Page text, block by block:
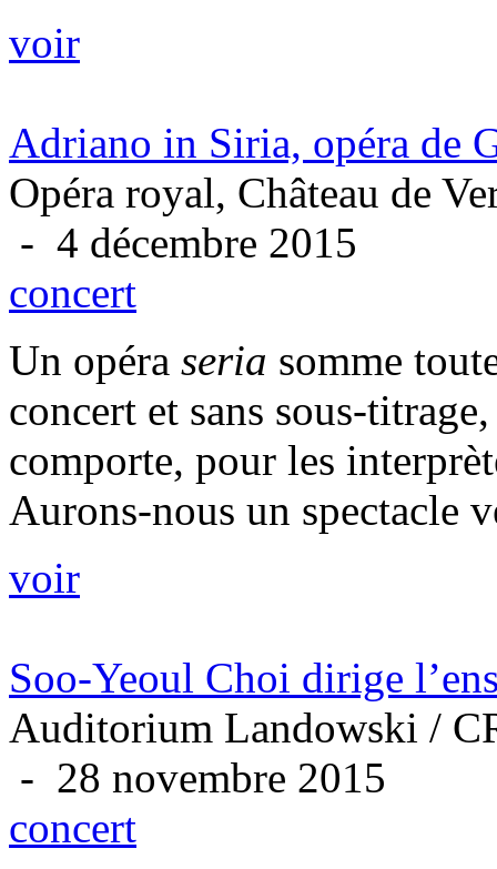
voir
Adriano in Siria, opéra de
Opéra royal, Château de
- 4 décembre 2015
concert
Un opéra seria somme
concert et sans sous-
comporte, pour les
Aurons-nous un spectacle
voir
Soo-Yeoul Choi dirige
Auditorium Landowski /
- 28 novembre 2015
concert